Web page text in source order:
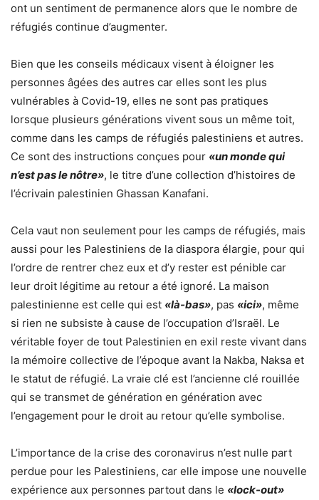
ont un sentiment de permanence alors que le nombre de
réfugiés continue d’augmenter.
Bien que les conseils médicaux visent à éloigner les
personnes âgées des autres car elles sont les plus
vulnérables à Covid-19, elles ne sont pas pratiques
lorsque plusieurs générations vivent sous un même toit,
comme dans les camps de réfugiés palestiniens et autres.
Ce sont des instructions conçues pour «un monde qui
n’est pas le nôtre», le titre d’une collection d’histoires de
l’écrivain palestinien Ghassan Kanafani.
Cela vaut non seulement pour les camps de réfugiés, mais
aussi pour les Palestiniens de la diaspora élargie, pour qui
l’ordre de rentrer chez eux et d’y rester est pénible car
leur droit légitime au retour a été ignoré. La maison
palestinienne est celle qui est «là-bas», pas «ici», même
si rien ne subsiste à cause de l’occupation d’Israël. Le
véritable foyer de tout Palestinien en exil reste vivant dans
la mémoire collective de l’époque avant la Nakba, Naksa et
le statut de réfugié. La vraie clé est l’ancienne clé rouillée
qui se transmet de génération en génération avec
l’engagement pour le droit au retour qu’elle symbolise.
L’importance de la crise des coronavirus n’est nulle part
perdue pour les Palestiniens, car elle impose une nouvelle
expérience aux personnes partout dans le «lock-out»